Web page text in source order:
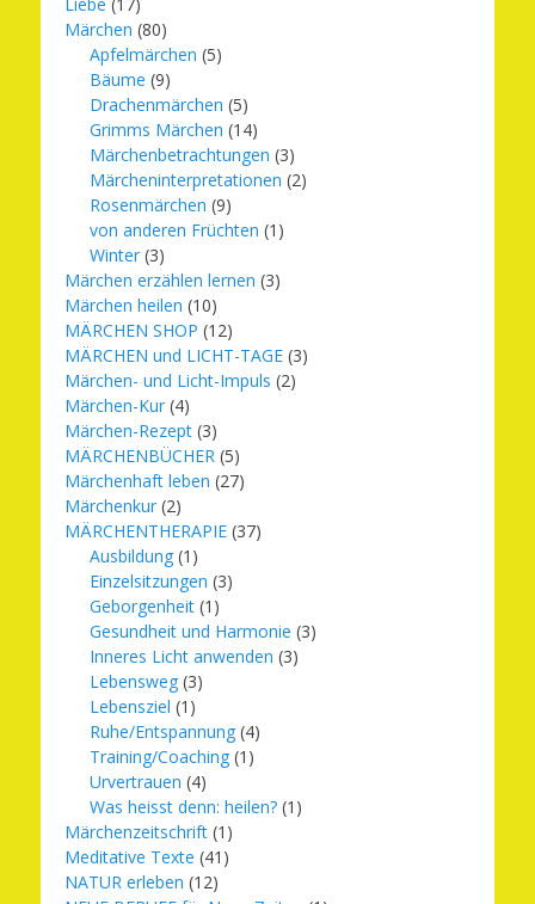
Märchen (80)
Apfelmärchen (5)
Bäume (9)
Drachenmärchen (5)
Grimms Märchen (14)
Märchenbetrachtungen (3)
Märcheninterpretationen (2)
Rosenmärchen (9)
von anderen Früchten (1)
Winter (3)
Märchen erzählen lernen (3)
Märchen heilen (10)
MÄRCHEN SHOP (12)
MÄRCHEN und LICHT-TAGE (3)
Märchen- und Licht-Impuls (2)
Märchen-Kur (4)
Märchen-Rezept (3)
MÄRCHENBÜCHER (5)
Märchenhaft leben (27)
Märchenkur (2)
MÄRCHENTHERAPIE (37)
Ausbildung (1)
Einzelsitzungen (3)
Geborgenheit (1)
Gesundheit und Harmonie (3)
Inneres Licht anwenden (3)
Lebensweg (3)
Lebensziel (1)
Ruhe/Entspannung (4)
Training/Coaching (1)
Urvertrauen (4)
Was heisst denn: heilen? (1)
Märchenzeitschrift (1)
Meditative Texte (41)
NATUR erleben (12)